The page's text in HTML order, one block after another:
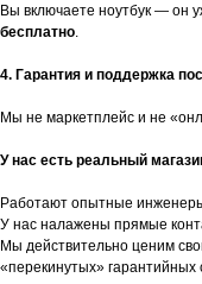
Вы включаете ноутбук — он
бесплатно.
4. Гарантия и поддержка
Мы не маркетплейс и не
У нас есть реальный
Работают опытные
У нас налажены прямые
Мы действительно ценим
«перекинутых» гарантийных